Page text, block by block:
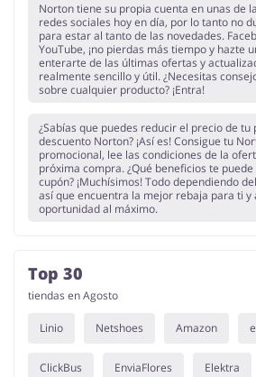
Norton tiene su propia cuenta en unas de
redes sociales hoy en día, por lo tanto no
para estar al tanto de las novedades.
YouTube, ¡no pierdas más tiempo y hazte
enterarte de las últimas ofertas y
realmente sencillo y útil. ¿Necesitas
sobre cualquier producto? ¡Entra!
¿Sabías que puedes reducir el precio de tu
descuento Norton? ¡Así es! Consigue tu
promocional, lee las condiciones de la
próxima compra. ¿Qué beneficios te
cupón? ¡Muchísimos! Todo dependiendo
así que encuentra la mejor rebaja para ti y
oportunidad al máximo.
Top 30
tiendas en Agosto
Linio Netshoes Amazon
ClickBus EnviaFlores Elektra